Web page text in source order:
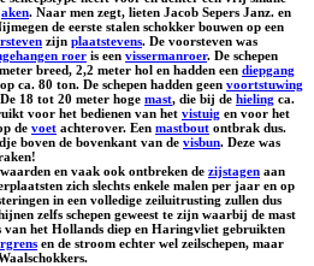
aken. Naar men zegt, lieten Jacob Sepers Janz. en
de eerste stalen schokker bouwen op een
zijn plaatstevens. De voorsteven was
roer is een vissermanroer. De schepen
breed, 2,2 meter hol en hadden een diepgang
ca. 80 ton. De schepen hadden geen voortstuwing
18 tot 20 meter hoge mast, die bij de hieling ca.
voor het bedienen van het vistuig en voor het
de voet achterover. Een mastbout ontbrak dus.
boven de bovenkant van de visbun. Deze was
en vaak ook ontbreken de zijstagen aan
zich slechts enkele malen per jaar en op
in een volledige zeiluitrusting zullen dus
zelfs schepen geweest te zijn waarbij de mast
het Hollands diep en Haringvliet gebruikten
en de stroom echter wel zeilschepen, maar